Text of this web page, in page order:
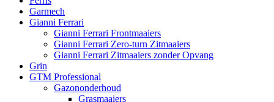
Garmech
Gianni Ferrari
Gianni Ferrari Frontmaaiers
Gianni Ferrari Zero-turn Zitmaaiers
Gianni Ferrari Zitmaaiers zonder Opvang
Grin
GTM Professional
Gazononderhoud
Grasmaaiers